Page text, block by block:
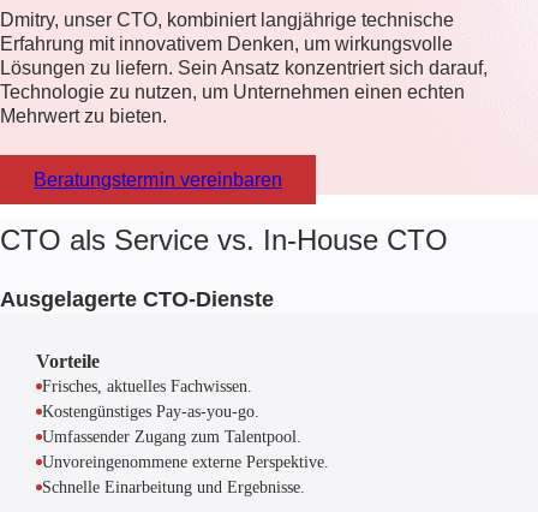
Dmitry, unser CTO, kombiniert langjährige technische
Erfahrung mit innovativem Denken, um wirkungsvolle
Lösungen zu liefern. Sein Ansatz konzentriert sich darauf,
Technologie zu nutzen, um Unternehmen einen echten
Mehrwert zu bieten.
Beratungstermin vereinbaren
CTO als Service vs. In-House CTO
Ausgelagerte CTO-Dienste
Vorteile
Frisches, aktuelles Fachwissen.
Kostengünstiges Pay-as-you-go.
Umfassender Zugang zum Talentpool.
Unvoreingenommene externe Perspektive.
Schnelle Einarbeitung und Ergebnisse.